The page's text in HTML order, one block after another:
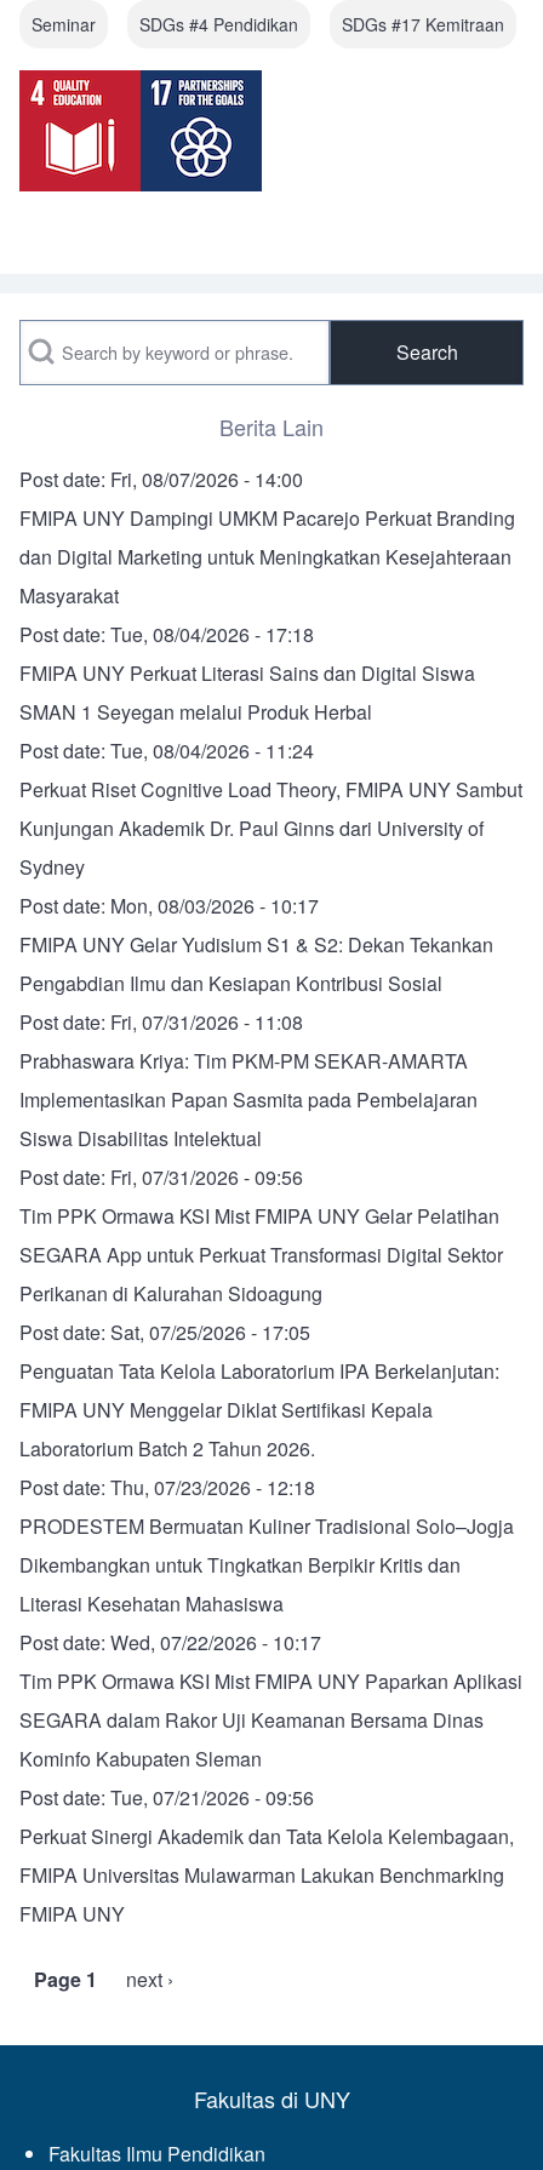
Seminar SDGs #4 Pendidikan SDGs #17 Kemitraan
Search
Berita Lain
Post date: Fri, 08/07/2026 - 14:00
FMIPA UNY Dampingi UMKM Pacarejo Perkuat Branding
dan Digital Marketing untuk Meningkatkan Kesejahteraan
Masyarakat
Post date: Tue, 08/04/2026 - 17:18
FMIPA UNY Perkuat Literasi Sains dan Digital Siswa
SMAN 1 Seyegan melalui Produk Herbal
Post date: Tue, 08/04/2026 - 11:24
Perkuat Riset Cognitive Load Theory, FMIPA UNY Sambut
Kunjungan Akademik Dr. Paul Ginns dari University of
Sydney
Post date: Mon, 08/03/2026 - 10:17
FMIPA UNY Gelar Yudisium S1 & S2: Dekan Tekankan
Pengabdian Ilmu dan Kesiapan Kontribusi Sosial
Post date: Fri, 07/31/2026 - 11:08
Prabhaswara Kriya: Tim PKM-PM SEKAR-AMARTA
Implementasikan Papan Sasmita pada Pembelajaran
Siswa Disabilitas Intelektual
Post date: Fri, 07/31/2026 - 09:56
Tim PPK Ormawa KSI Mist FMIPA UNY Gelar Pelatihan
SEGARA App untuk Perkuat Transformasi Digital Sektor
Perikanan di Kalurahan Sidoagung
Post date: Sat, 07/25/2026 - 17:05
Penguatan Tata Kelola Laboratorium IPA Berkelanjutan:
FMIPA UNY Menggelar Diklat Sertifikasi Kepala
Laboratorium Batch 2 Tahun 2026.
Post date: Thu, 07/23/2026 - 12:18
PRODESTEM Bermuatan Kuliner Tradisional Solo–Jogja
Dikembangkan untuk Tingkatkan Berpikir Kritis dan
Literasi Kesehatan Mahasiswa
Post date: Wed, 07/22/2026 - 10:17
Tim PPK Ormawa KSI Mist FMIPA UNY Paparkan Aplikasi
SEGARA dalam Rakor Uji Keamanan Bersama Dinas
Kominfo Kabupaten Sleman
Post date: Tue, 07/21/2026 - 09:56
Perkuat Sinergi Akademik dan Tata Kelola Kelembagaan,
FMIPA Universitas Mulawarman Lakukan Benchmarking
FMIPA UNY
Pagination
Page 1
Next
next ›
Fakultas di UNY
Fakultas Ilmu Pendidikan